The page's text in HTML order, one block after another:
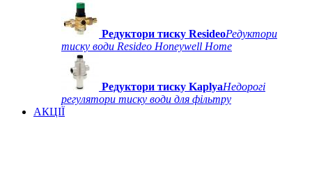
Редуктори тиску ResideoРедуктори
тиску води Resideo Honeywell Home
Редуктори тиску KaplyaНедорогі
регулятори тиску води для фільтру
АКЦІЇ